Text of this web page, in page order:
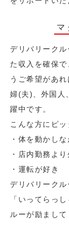
マ
デリバリーク
た収入を確保
うご希望があ
婦(夫)、外国人
躍中です。
こんな方にピッ
・体を動かし
・店内勤務よ
・運転が好き
デリバリーク
「いってらっ
ルーが励まし